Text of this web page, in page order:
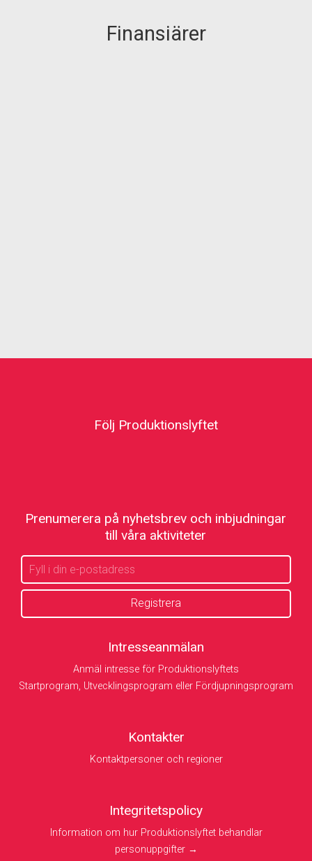
Finansiärer
Följ Produktionslyftet
Prenumerera på nyhetsbrev och inbjudningar
till våra aktiviteter
Intresseanmälan
Anmäl intresse för Produktionslyftets
Startprogram, Utvecklingsprogram eller Fördjupningsprogram
Kontakter
Kontaktpersoner och regioner
Integritetspolicy
Information om hur Produktionslyftet behandlar
personuppgifter →